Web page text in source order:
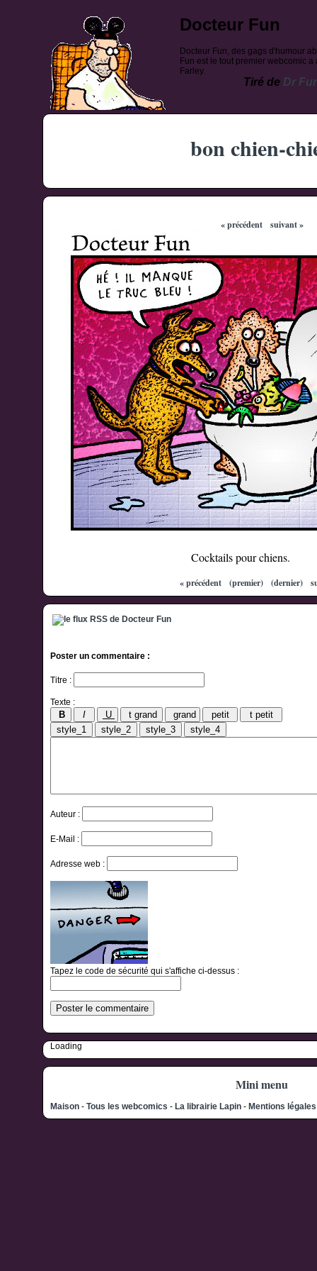
Docteur Fun
Docteur Fun, des gags d'humour
Fun est le tout premier webcomic
Farley.
Tiré de Dr
bon chien-
« précédent suivant »
Cocktails pour chiens.
« précédent (premier) (dernier)
Poster un commentaire :
Titre :
Texte :
Auteur :
E-Mail :
Adresse web :
Tapez le code de sécurité qui s'affiche ci-dessus :
Loading
Mini menu
Maison - Tous les webcomics - La librairie Lapin - Mentions